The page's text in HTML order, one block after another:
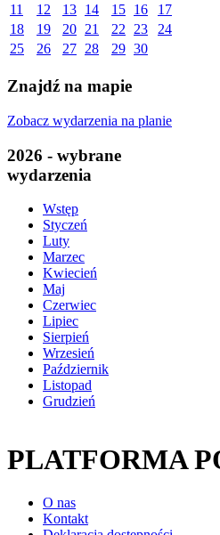
11
12 13 14 15 16
17
18
19 20 21 22 23
24
25
26 27 28 29 30
Znajdź na mapie
Zobacz wydarzenia na planie
2026 - wybrane
wydarzenia
Wstęp
Styczeń
Luty
Marzec
Kwiecień
Maj
Czerwiec
Lipiec
Sierpień
Wrzesień
Październik
Listopad
Grudzień
PLATFORMA
O nas
Kontakt